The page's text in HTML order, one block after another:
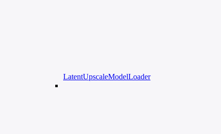
LatentUpscaleModelLoader